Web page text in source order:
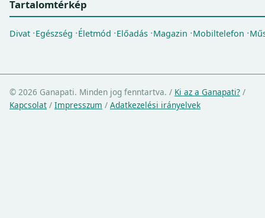
Tartalomtérkép
Divat Egészség Életmód Előadás Magazin Mobiltelefon
© 2026 Ganapati. Minden jog fenntartva. / Ki az a Ganapati? /
Kapcsolat / Impresszum / Adatkezelési irányelvek